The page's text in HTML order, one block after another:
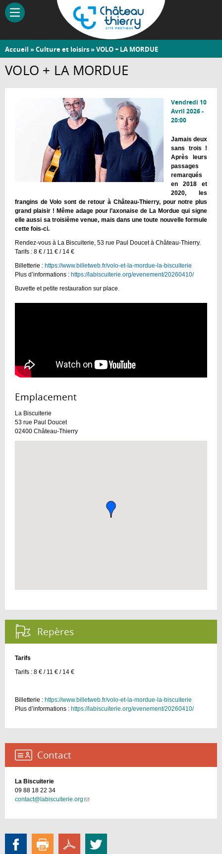
Aller
contenu
Château-
Thierry
Vous
êtes
ici
Accueil »Culture et loisirs» VOLO + LA MORDUE
VOLO + LA MORDUE
Vendredi 10
Avril 2026 -
20:00
Jamais deux
sans trois !
Après leurs
passages
remarqués
en 2018 et
2020, les
frangins de Volo sont de retour à Château-Thierry, pour notre plus
grand plaisir ! Même adage pour l’axonaise de La Mordue qui signe
elle aussi sa troisième venue, mais dans une toute nouvelle formule
cette fois-ci.
Rendez-vous à La Biscuiterie, 53 rue Paul Doucet à Château-Thierry.
Tarifs : 8 € / 11 € / 14 €
Billetterie : https://www.billetweb.fr/volo-et-la-mordue-la-biscuiterie
Plus d’informations : https://labiscuiterie.org/evenement/20260410/
Buvette et petite restauration sur place.
Emplacement :
La Biscuiterie
53 rue Paul Doucet
02400 Château-Thierry
Repères :
Tarifs
Tarifs : 8 € / 11 € / 14 €
Billetterie : https://www.billetweb.fr/volo-et-la-mordue-la-biscuiterie
Plus d’informations : https://labiscuiterie.org/evenement/20260410/
Contact :
La Biscuiterie
09 88 18 22 34
contact@labiscuiterie.org (link